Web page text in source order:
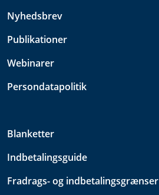
Nyhedsbrev
Publikationer
Webinarer
Persondatapolitik
Blanketter
Indbetalingsguide
Fradrags- og indbetalingsgrænser